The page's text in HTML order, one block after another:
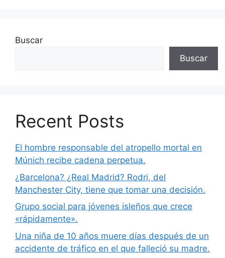
Buscar
Buscar
Recent Posts
El hombre responsable del atropello mortal en
Múnich recibe cadena perpetua.
¿Barcelona? ¿Real Madrid? Rodri, del
Manchester City, tiene que tomar una decisión.
Grupo social para jóvenes isleños que crece
«rápidamente».
Una niña de 10 años muere días después de un
accidente de tráfico en el que falleció su madre.